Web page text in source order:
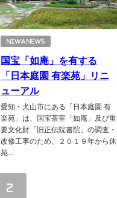
NIWA NEWS
国宝「如庵」を有する
「日本庭園 有楽苑」リニ
ューアル
愛知・犬山市にある「日本庭園 有
楽苑」は、国宝茶室「如庵」及び重
要文化財「旧正伝院書院」の調査・
改修工事のため、２０１９年から休
苑...
2